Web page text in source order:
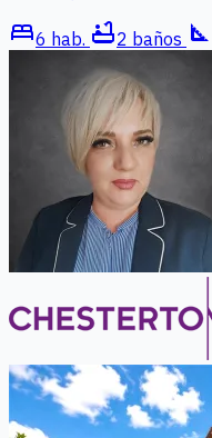
bed6 hab. bathtub2 baños square_foot